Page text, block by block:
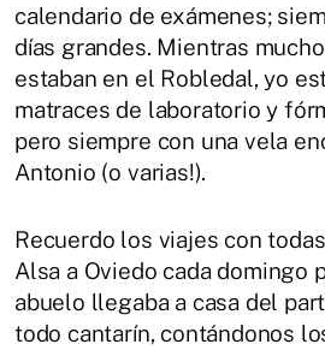
calendario de exámenes;
días grandes. Mientras
estaban en el Robledal, yo
matraces de laboratorio y
pero siempre con una vela
Antonio (o varias!).
Recuerdo los viajes con
Alsa a Oviedo cada domingo
abuelo llegaba a casa del
todo cantarín, contándonos